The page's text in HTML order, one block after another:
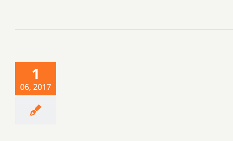
1
06, 2017